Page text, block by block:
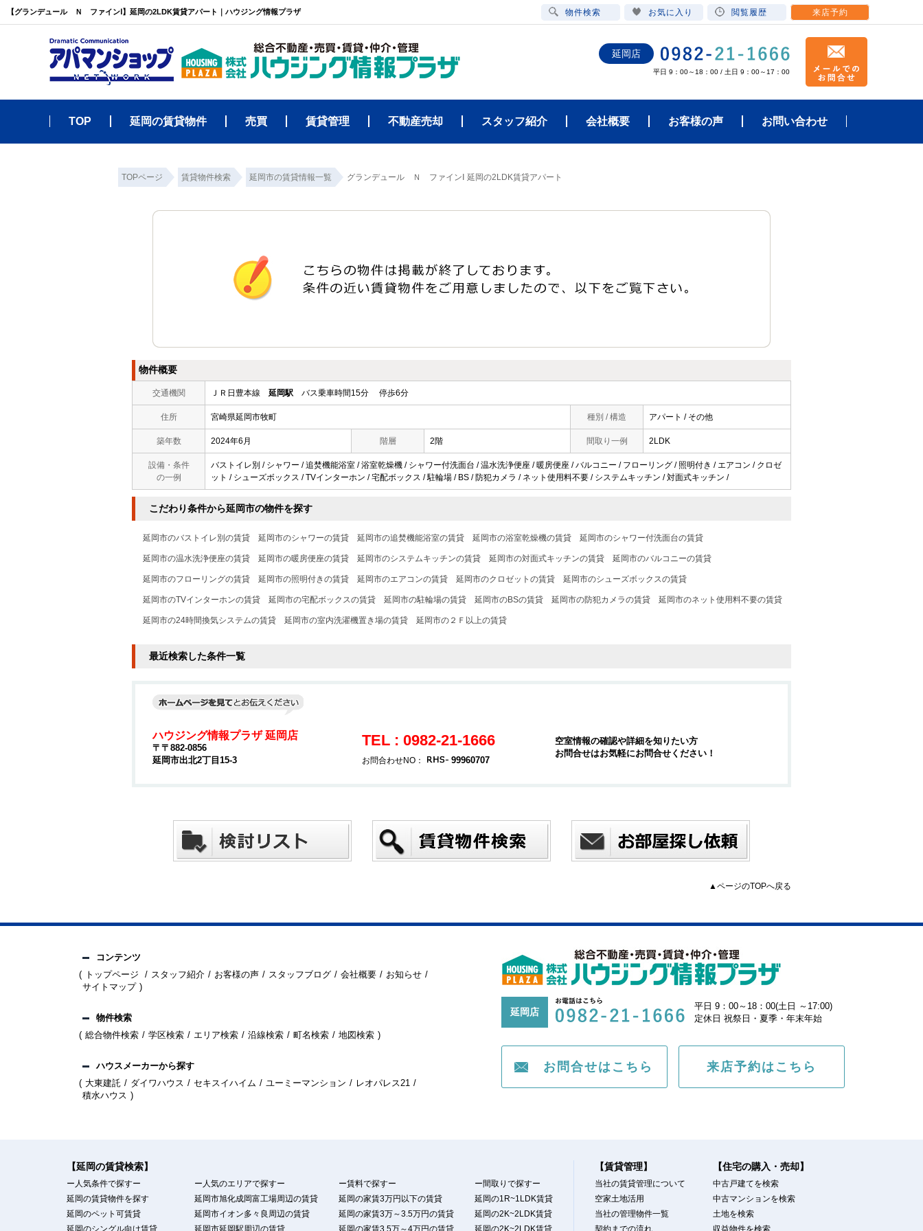
【グランデュール Ｎ ファインⅠ】延岡の2LDK賃貸アパート｜ハウジング情報プラザ
延岡店
平日 9：00～18：00 / 土日 9：00～17：00
TOP 延岡の賃貸物件 売買 賃貸管理 不動産売却 スタッフ紹介 会社概要 お客様の声 お問い合わせ
TOPページ 賃貸物件検索 延岡市の賃貸情報一覧 グランデュール Ｎ ファインⅠ 延岡の2LDK賃貸アパート
物件概要
交通機関 ＪＲ日豊本線 延岡駅 バス乗車時間15分 停歩6分
住所 宮崎県延岡市牧町 種別 / 構造 アパート / その他
築年数 2024年6月 階層 2階 間取り一例 2LDK
設備・条件
の一例
バストイレ別 / シャワー / 追焚機能浴室 / 浴室乾燥機 / シャワー付洗面台 / 温水洗浄便座 / 暖房便座 / バルコニー / フローリング / 照明付き / エアコン / クロゼ
ット / シューズボックス / TVインターホン / 宅配ボックス / 駐輪場 / BS / 防犯カメラ / ネット使用料不要 / システムキッチン / 対面式キッチン /
こだわり条件から延岡市の物件を探す
延岡市のバストイレ別の賃貸 延岡市のシャワーの賃貸 延岡市の追焚機能浴室の賃貸 延岡市の浴室乾燥機の賃貸 延岡市のシャワー付洗面台の賃貸
延岡市の温水洗浄便座の賃貸 延岡市の暖房便座の賃貸 延岡市のシステムキッチンの賃貸 延岡市の対面式キッチンの賃貸 延岡市のバルコニーの賃貸
延岡市のフローリングの賃貸 延岡市の照明付きの賃貸 延岡市のエアコンの賃貸 延岡市のクロゼットの賃貸 延岡市のシューズボックスの賃貸
延岡市のTVインターホンの賃貸 延岡市の宅配ボックスの賃貸 延岡市の駐輪場の賃貸 延岡市のBSの賃貸 延岡市の防犯カメラの賃貸 延岡市のネット使用料不要の賃貸
延岡市の24時間換気システムの賃貸 延岡市の室内洗濯機置き場の賃貸 延岡市の２Ｆ以上の賃貸
最近検索した条件一覧
ハウジング情報プラザ 延岡店
〒〒882-0856
延岡市出北2丁目15-3
TEL : 0982-21-1666
お問合わせNO： 99960707
空室情報の確認や詳細を知りたい方
お問合せはお気軽にお問合せください！
▲ページのTOPへ戻る
コンテンツ
トップページ
スタッフ紹介 お客様の声 スタッフブログ 会社概要
お知らせ
サイトマップ
物件検索
総合物件検索
学区検索 エリア検索 沿線検索 町名検索 地図検索
ハウスメーカーから探す
大東建託
ダイワハウス セキスイハイム ユーミーマンション
レオパレス21
積水ハウス
延岡店
平日 9：00～18：00(土日 ～17:00)
定休日 祝祭日・夏季・年末年始
お問合せはこちら 来店予約はこちら
【延岡の賃貸検索】
ー人気条件で探すー
延岡の賃貸物件を探す
延岡のペット可賃貸
延岡のシングル向け賃貸
ー人気のエリアで探すー
延岡市旭化成岡富工場周辺の賃貸
延岡市イオン多々良周辺の賃貸
延岡市延岡駅周辺の賃貸
ー賃料で探すー
延岡の家賃3万円以下の賃貸
延岡の家賃3万～3.5万円の賃貸
延岡の家賃3.5万～4万円の賃貸
ー間取りで探すー
延岡の1R~1LDK賃貸
延岡の2K~2LDK賃貸
延岡の2K~2LDK賃貸
【賃貸管理】
当社の賃貸管理について
空家土地活用
当社の管理物件一覧
契約までの流れ
【住宅の購入・売却】
中古戸建てを検索
中古マンションを検索
土地を検索
収益物件を検索
物件検索 お気に入り 閲覧履歴 来店予約